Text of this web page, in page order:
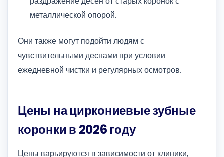
металлической опорой.
Они также могут подойти людям с
чувствительными деснами при условии
ежедневной чистки и регулярных осмотров.
Цены на циркониевые зубные
коронки в 2026 году
Цены варьируются в зависимости от клиники,